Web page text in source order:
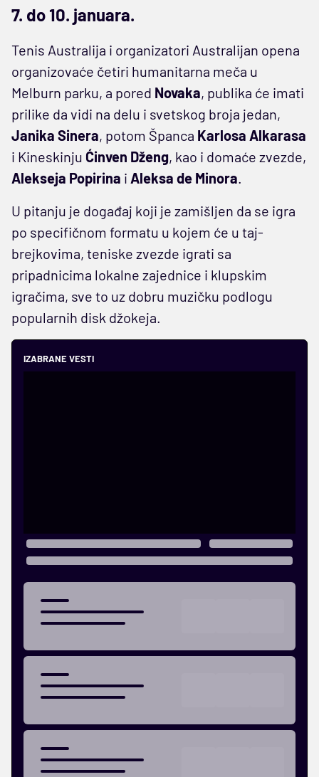
7. do 10. januara.
Tenis Australija i organizatori Australijan opena
organizovaće četiri humanitarna meča u
Melburn parku, a pored Novaka, publika će imati
prilike da vidi na delu i svetskog broja jedan,
Janika Sinera, potom Španca Karlosa Alkarasa
i Kineskinju Ćinven Dženg, kao i domaće zvezde,
Alekseja Popirina i Aleksa de Minora
U pitanju je događaj koji je zamišljen da se igra
po specifičnom formatu u kojem će u taj-
brejkovima, teniske zvezde igrati sa
pripadnicima lokalne zajednice i klupskim
igračima, sve to uz dobru muzičku podlogu
popularnih disk džokeja.
IZABRANE VESTI